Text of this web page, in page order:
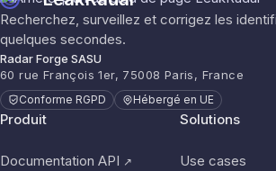
Recherchez, surveillez et corrigez les
quelques secondes.
Radar Forge SASU
60 rue François 1er, 75008 Paris, France
Conforme RGPD Hébergé en UE
Produit
Documentation API ↗
Solutions
Use cases